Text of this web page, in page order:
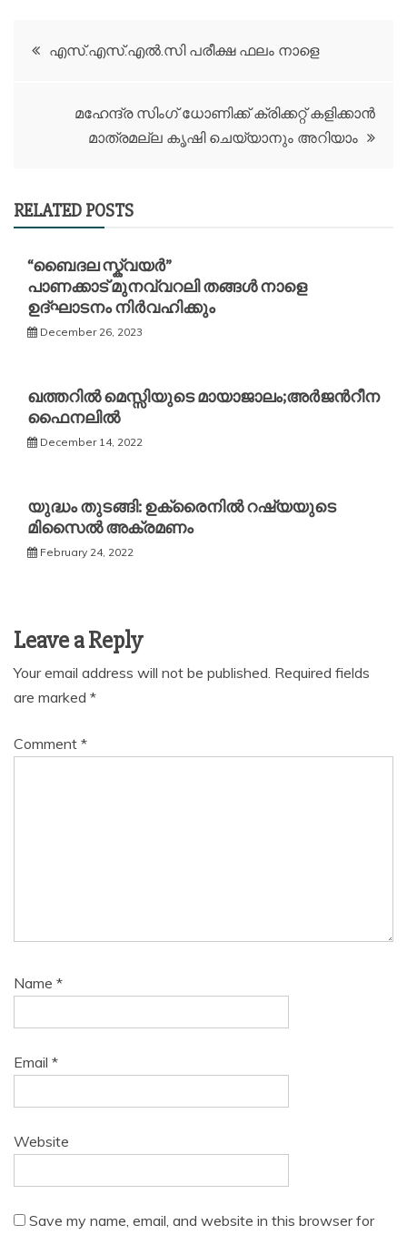
Postഎസ്.എസ്.എല്‍.സി പരീക്ഷ ഫലം നാളെ
മഹേന്ദ്ര സിംഗ് ധോണിക്ക് ക്രിക്കറ്റ് കളിക്കാൻ
മാത്രമല്ല കൃഷി ചെയ്യാനും അറിയാം
RELATED POSTS
“ബൈദല സ്ക്വയർ”
പാണക്കാട് മുനവ്വറലി തങ്ങൾ നാളെ
ഉദ്ഘാടനം നിർവഹിക്കും
December 26, 2023
ഖത്തറില്‍ മെസ്സിയുടെ മായാജാലം;അര്‍ജന്‍റീന
ഫൈനലില്‍
December 14, 2022
യുദ്ധം തുടങ്ങി: ഉക്രൈനില്‍ റഷ്യയുടെ
മിസൈല്‍ അക്രമണം
February 24, 2022
Leave a Reply
Your email address will not be published. Required fields
are marked *
Comment *
Name *
Email *
Website
Save my name, email, and website in this browser for